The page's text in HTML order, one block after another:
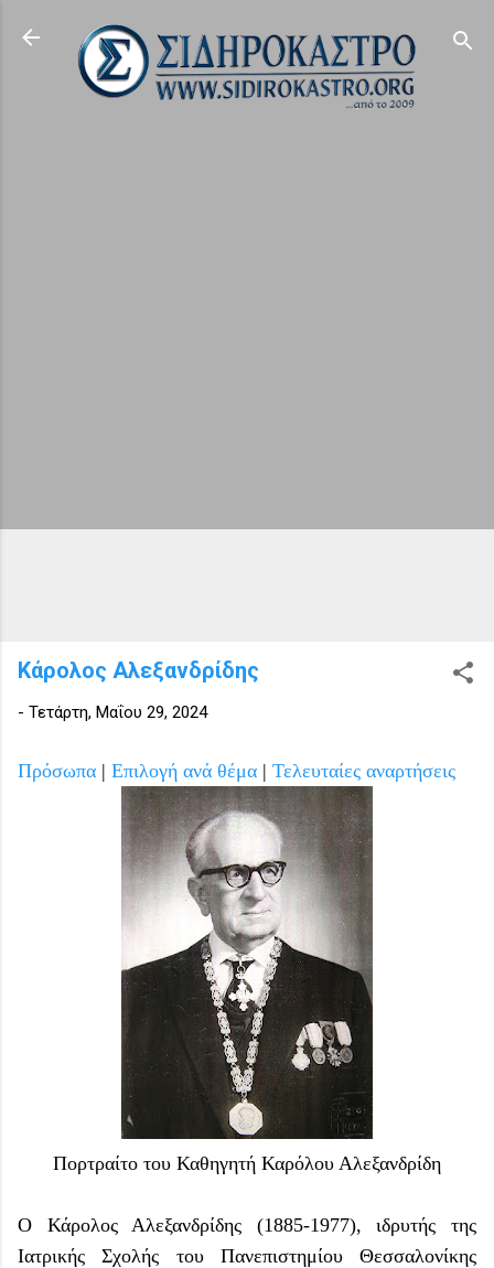
Μετάβαση στο κύριο περιεχόμενο
Κάρολος Αλεξανδρίδης
- Τετάρτη, Μαΐου 29, 2024
Πρόσωπα | Επιλογή ανά θέμα | Τελευταίες αναρτήσεις
Πορτραίτο του Καθηγητή Καρόλου Αλεξανδρίδη
Ο Κάρολος Αλεξανδρίδης (1885-1977), ιδρυτής της
Ιατρικής Σχολής του Πανεπιστημίου Θεσσαλονίκης